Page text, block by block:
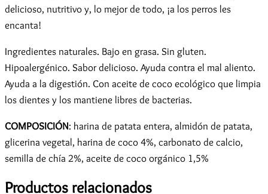
delicioso, nutritivo y, lo mejor de todo, ¡a los perros les
encanta!
Ingredientes naturales. Bajo en grasa. Sin gluten.
Hipoalergénico. Sabor delicioso. Ayuda contra el mal aliento.
Ayuda a la digestión. Con aceite de coco ecológico que limpia
los dientes y los mantiene libres de bacterias.
COMPOSICIÓN: harina de patata entera, almidón de patata,
glicerina vegetal, harina de coco 4%, carbonato de calcio,
semilla de chía 2%, aceite de coco orgánico 1,5%
Productos relacionados